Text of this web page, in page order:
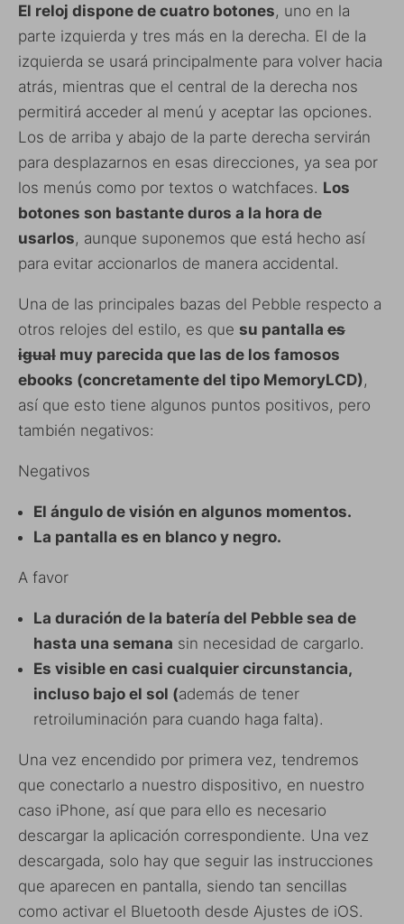
El reloj dispone de cuatro botones, uno en la
parte izquierda y tres más en la derecha. El de la
izquierda se usará principalmente para volver hacia
atrás, mientras que el central de la derecha nos
permitirá acceder al menú y aceptar las opciones.
Los de arriba y abajo de la parte derecha servirán
para desplazarnos en esas direcciones, ya sea por
los menús como por textos o watchfaces. Los
botones son bastante duros a la hora de
usarlos, aunque suponemos que está hecho así
para evitar accionarlos de manera accidental.
Una de las principales bazas del Pebble respecto a
otros relojes del estilo, es que su pantalla es
igual muy parecida que las de los famosos
ebooks (concretamente del tipo MemoryLCD),
así que esto tiene algunos puntos positivos, pero
también negativos:
Negativos
El ángulo de visión en algunos momentos.
La pantalla es en blanco y negro.
A favor
La duración de la batería del Pebble sea de
hasta una semana sin necesidad de cargarlo.
Es visible en casi cualquier circunstancia,
incluso bajo el sol (además de tener
retroiluminación para cuando haga falta).
Una vez encendido por primera vez, tendremos
que conectarlo a nuestro dispositivo, en nuestro
caso iPhone, así que para ello es necesario
descargar la aplicación correspondiente. Una vez
descargada, solo hay que seguir las instrucciones
que aparecen en pantalla, siendo tan sencillas
como activar el Bluetooth desde Ajustes de iOS.